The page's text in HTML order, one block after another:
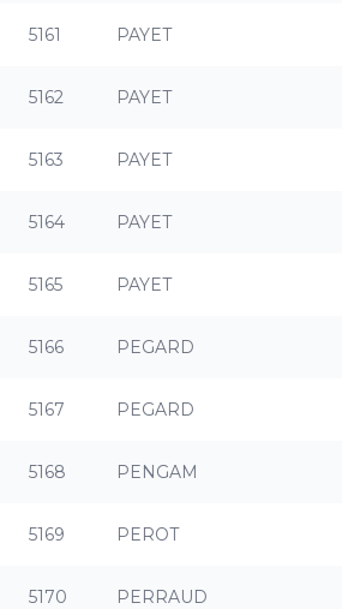
5161 PAYET
5162 PAYET
5163 PAYET
5164 PAYET
5165 PAYET
5166 PEGARD
5167 PEGARD
5168 PENGAM
5169 PEROT
5170 PERRAUD